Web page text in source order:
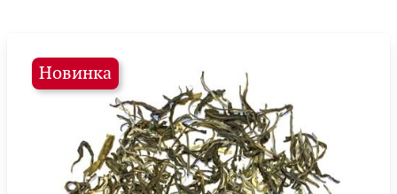
Новинка